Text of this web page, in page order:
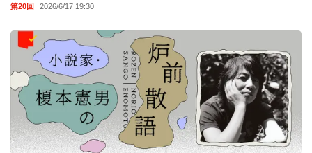
第20回 2026/6/17 19:30